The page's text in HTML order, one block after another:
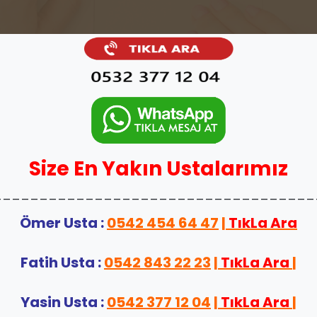
Size En Yakın Ustalarımız
Ömer Usta :0542 454 64 47 | TıkLa Ara
Fatih Usta :0542 843 22 23 | TıkLa Ara |
Yasin Usta :0542 377 12 04 | TıkLa Ara |